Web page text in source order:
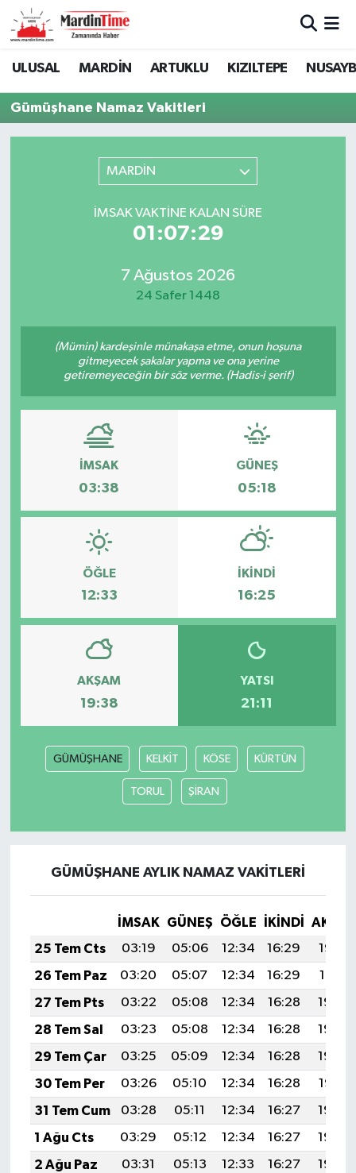
ULUSAL MARDİN ARTUKLU KIZILTEPE
Gümüşhane Namaz Vakitleri
MARDİN
İMSAK VAKTINE KALAN SÜRE
01:07:29
7 Ağustos 2026
24 Safer 1448
(Mümin) kardeşinle münakaşa etme, onun hoşuna
gitmeyecek şakalar yapma ve ona yerine
getiremeyeceğin bir söz verme. (Hadis-i şerif)
İMSAK
03:38
GÜNEŞ
05:18
ÖĞLE
12:33
İKINDI
16:25
AKŞAM
19:38
YATSI
21:11
GÜMÜŞHANE KELKİT KÖSE KÜRTÜN
TORUL ŞİRAN
GÜMÜŞHANE AYLIK NAMAZ VAKITLERI
İMSAK GÜNEŞ ÖĞLE İKINDI
25 Tem Cts
03:19 05:06 12:34 16:29
19:52
26 Tem Paz
03:20 05:07 12:34 16:29
19:51
27 Tem Pts
03:22 05:08 12:34 16:28
19:50
28 Tem Sal
03:23 05:08 12:34 16:28
19:49
29 Tem Çar
03:25 05:09 12:34 16:28
19:48
30 Tem Per
03:26 05:10 12:34 16:28
19:47
31 Tem Cum
03:28 05:11 12:34 16:27
19:46
1 Ağu Cts
03:29 05:12 12:34 16:27
19:45
2 Ağu Paz
03:31 05:13 12:33 16:27
19:44
Mardin Nöbetçi Eczaneler
Mardin Hava Durumu
Mardin Namaz Vakitleri
Mardin Trafik Yoğunluk Haritası
Son Dakika Haberleri
Haber Arşivi